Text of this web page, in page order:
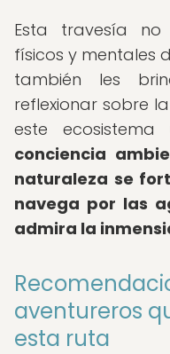
Esta travesía
físicos y mentales
también les
reflexionar sobre
este
conciencia
naturaleza se
navega por las
admira la
aventureros
esta ruta